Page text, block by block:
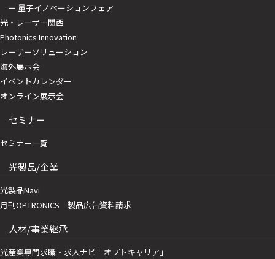
ー 量子イノベーションフェア
光・レーザー関西
Photonics Innovation
レーザーソリューション
海外展示会
イベントカレンダー
オンライン展示会
セミナー
セミナー一覧
光製品/企業
光製品Navi
月刊OPTRONICS 製品広告資料請求
人材/事業継承
光産業専門求職・求人ナビ「オプトキャリア」